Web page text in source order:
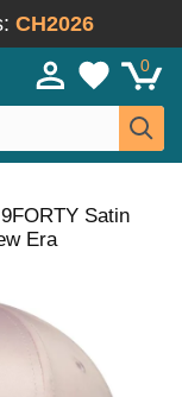
CH2026
0
Satin
Era